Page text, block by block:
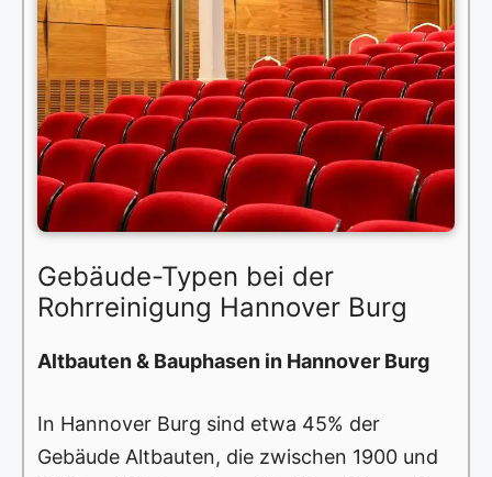
Gebäude-Typen bei der
Rohrreinigung Hannover Burg
Altbauten & Bauphasen in Hannover Burg
In Hannover Burg sind etwa 45% der
Gebäude Altbauten, die zwischen 1900 und